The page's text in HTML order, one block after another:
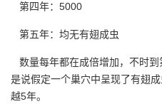
第四年：5000
第五年：均无有翅成虫
数量每年都在成倍增加，不时
是说假定一个巢穴中呈现了有翅成
越5年。